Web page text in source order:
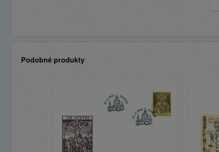
Podobné produkty